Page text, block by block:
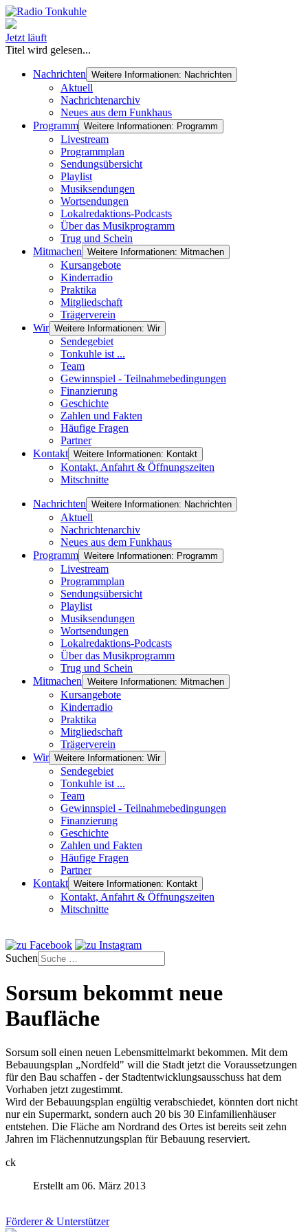
Jetzt läuft
Titel wird gelesen...
Nachrichten Weitere Informationen: Nachrichten
Aktuell
Nachrichtenarchiv
Neues aus dem Funkhaus
Programm Weitere Informationen: Programm
Livestream
Programmplan
Sendungsübersicht
Playlist
Musiksendungen
Wortsendungen
Lokalredaktions-Podcasts
Über das Musikprogramm
Trug und Schein
Mitmachen Weitere Informationen: Mitmachen
Kursangebote
Kinderradio
Praktika
Mitgliedschaft
Trägerverein
Wir Weitere Informationen: Wir
Sendegebiet
Tonkuhle ist ...
Team
Gewinnspiel - Teilnahmebedingungen
Finanzierung
Geschichte
Zahlen und Fakten
Häufige Fragen
Partner
Kontakt Weitere Informationen: Kontakt
Kontakt, Anfahrt & Öffnungszeiten
Mitschnitte
Nachrichten Weitere Informationen: Nachrichten
Aktuell
Nachrichtenarchiv
Neues aus dem Funkhaus
Programm Weitere Informationen: Programm
Livestream
Programmplan
Sendungsübersicht
Playlist
Musiksendungen
Wortsendungen
Lokalredaktions-Podcasts
Über das Musikprogramm
Trug und Schein
Mitmachen Weitere Informationen: Mitmachen
Kursangebote
Kinderradio
Praktika
Mitgliedschaft
Trägerverein
Wir Weitere Informationen: Wir
Sendegebiet
Tonkuhle ist ...
Team
Gewinnspiel - Teilnahmebedingungen
Finanzierung
Geschichte
Zahlen und Fakten
Häufige Fragen
Partner
Kontakt Weitere Informationen: Kontakt
Kontakt, Anfahrt & Öffnungszeiten
Mitschnitte
Suchen
Sorsum bekommt neue
Baufläche
Sorsum soll einen neuen Lebensmittelmarkt bekommen. Mit dem
Bebauungsplan „Nordfeld" will die Stadt jetzt die Voraussetzungen
für den Bau schaffen - der Stadtentwicklungsausschuss hat dem
Vorhaben jetzt zugestimmt.
Wird der Bebauungsplan engültig verabschiedet, könnten dort nicht
nur ein Supermarkt, sondern auch 20 bis 30 Einfamilienhäuser
entstehen. Die Fläche am Nordrand des Ortes ist bereits seit zehn
Jahren im Flächennutzungsplan für Bebauung reserviert.
ck
Erstellt am 06. März 2013
Förderer & Unterstützer